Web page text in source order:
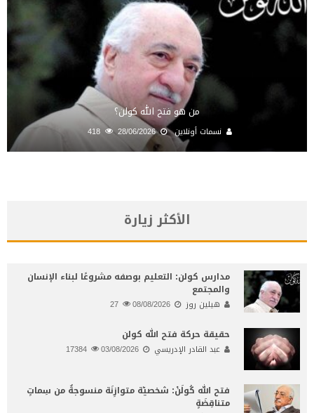
من هو فتح الله كولن؟
نسمات أونلاين 28/06/2026
418
الأكثر زيارة
مدارس كولن: التعليم بوصفه مشروعًا لبناء الإنسان
والمجتمع
هيلين روز 08/08/2026
حقيقة حركة فتح الله كولن
عبد القادر الإدريسي 03/08/2026
فتح الله كُولَنْ: شخصيّة متوازِنَة منسوجةٌ من سِماتٍ
متناقِضَةٍ